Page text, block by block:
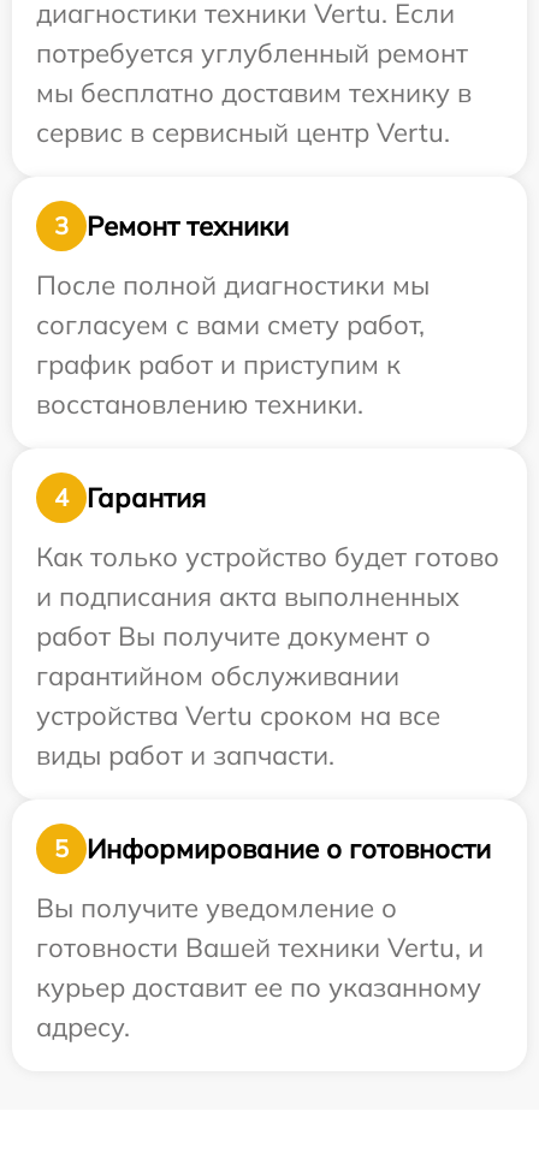
диагностики техники Vertu. Если
потребуется углубленный ремонт
мы бесплатно доставим технику в
сервис в сервисный центр Vertu.
3
Ремонт техники
После полной диагностики мы
согласуем с вами смету работ,
график работ и приступим к
восстановлению техники.
4
Гарантия
Как только устройство будет готово
и подписания акта выполненных
работ Вы получите документ о
гарантийном обслуживании
устройства Vertu сроком на все
виды работ и запчасти.
5
Информирование о готовности
Вы получите уведомление о
готовности Вашей техники Vertu, и
курьер доставит ее по указанному
адресу.